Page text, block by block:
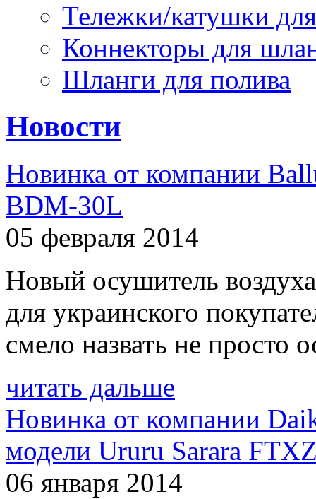
Тележки/катушки
Коннекторы для
Шланги для полива
Новости
Новинка от компании
BDM-30L
05 февраля 2014
Новый осушитель
для украинского
смело назвать не просто
читать дальше
Новинка от компании
модели Ururu Sarara
06 января 2014